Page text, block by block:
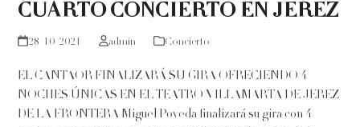
CUARTO CONCIERTO EN JEREZ
28/10/2021 admin Concierto
EL CANTAOR FINALIZARÁ SU GIRA OFRECIENDO 4
NOCHES ÚNICAS EN EL TEATRO VILLAMARTA DE JEREZ
DE LA FRONTERA Miguel Poveda finalizará su gira con 4